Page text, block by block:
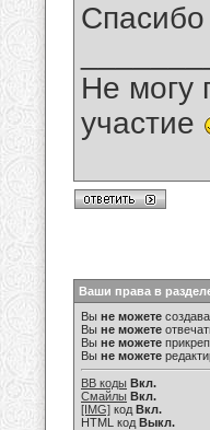
Спасибо
Не могу
участие
Ваши права в
Вы не можете
Вы не можете
Вы не можете
Вы не можете
BB коды Вкл.
Смайлы Вкл.
[IMG] код Вкл.
HTML код Выкл.